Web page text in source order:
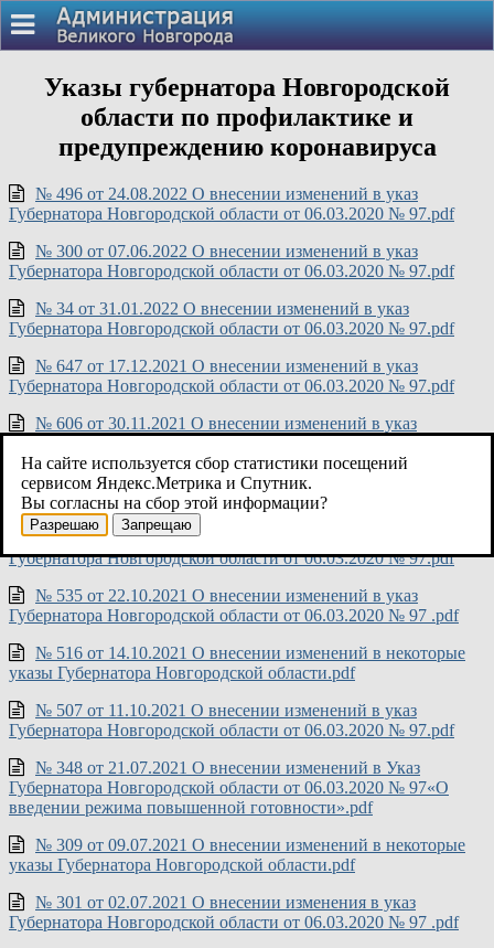
Указы губернатора Новгородской
области по профилактике и
предупреждению коронавируса
№ 496 от 24.08.2022 О внесении изменений в указ
Губернатора Новгородской области от 06.03.2020 № 97.pdf
№ 300 от 07.06.2022 О внесении изменений в указ
Губернатора Новгородской области от 06.03.2020 № 97.pdf
№ 34 от 31.01.2022 О внесении изменений в указ
Губернатора Новгородской области от 06.03.2020 № 97.pdf
№ 647 от 17.12.2021 О внесении изменений в указ
Губернатора Новгородской области от 06.03.2020 № 97.pdf
№ 606 от 30.11.2021 О внесении изменений в указ
№ 576 от 12.11.2021 О внесении изменений в указ
Губернатора Новгородской области от 06.03.2020 № 97.pdf
№ 558 от 02.11.2021 О внесении изменений в указ
Губернатора Новгородской области от 06.03.2020 № 97.pdf
№ 535 от 22.10.2021 О внесении изменений в указ
Губернатора Новгородской области от 06.03.2020 № 97 .pdf
№ 516 от 14.10.2021 О внесении изменений в некоторые
указы Губернатора Новгородской области.pdf
№ 507 от 11.10.2021 О внесении изменений в указ
Губернатора Новгородской области от 06.03.2020 № 97.pdf
№ 348 от 21.07.2021 О внесении изменений в Указ
Губернатора Новгородской области от 06.03.2020 № 97«О
введении режима повышенной готовности».pdf
№ 309 от 09.07.2021 О внесении изменений в некоторые
указы Губернатора Новгородской области.pdf
№ 301 от 02.07.2021 О внесении изменения в указ
Губернатора Новгородской области от 06.03.2020 № 97 .pdf
На сайте используется сбор статистики посещений
сервисом Яндекс.Метрика и Спутник.
Вы согласны на сбор этой информации?
Разрешаю Запрещаю